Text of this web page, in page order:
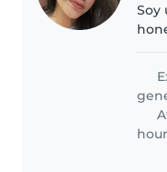
Soy
de